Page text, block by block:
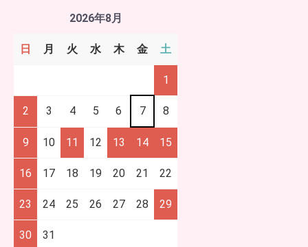
2026年8月
日 月 火 水 木 金 土
1
2 3 4 5 6 7 8
9 10 11 12 13 14 15
16 17 18 19 20 21 22
23 24 25 26 27 28 29
30 31